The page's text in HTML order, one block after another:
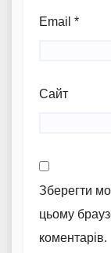
Email *
Сайт
Зберегти
цьому
коментарів.